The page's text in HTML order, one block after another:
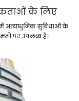
के लिए
अत्याधुनिक सुविधाओं के
पर उपलब्ध हैं।